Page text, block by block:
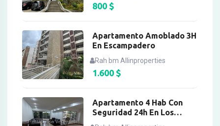
800 $
Apartamento Amoblado 3H
En Escampadero
Rah bm Allinproperties
1.600 $
Apartamento 4 Hab Con
Seguridad 24h En Los